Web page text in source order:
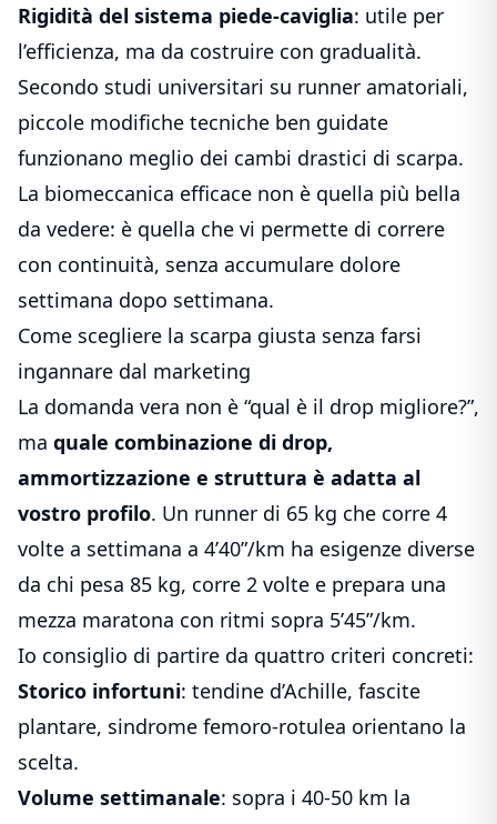
Rigidità del sistema piede-caviglia: utile per
l’efficienza, ma da costruire con gradualità.
Secondo studi universitari su runner amatoriali,
piccole modifiche tecniche ben guidate
funzionano meglio dei cambi drastici di scarpa.
La biomeccanica efficace non è quella più bella
da vedere: è quella che vi permette di correre
con continuità, senza accumulare dolore
settimana dopo settimana.
Come scegliere la scarpa giusta senza farsi
ingannare dal marketing
La domanda vera non è “qual è il drop migliore?”,
ma quale combinazione di drop,
ammortizzazione e struttura è adatta al
vostro profilo. Un runner di 65 kg che corre 4
volte a settimana a 4’40”/km ha esigenze diverse
da chi pesa 85 kg, corre 2 volte e prepara una
mezza maratona con ritmi sopra 5’45”/km.
Io consiglio di partire da quattro criteri concreti:
Storico infortuni: tendine d’Achille, fascite
plantare, sindrome femoro-rotulea orientano la
scelta.
Volume settimanale: sopra i 40-50 km la